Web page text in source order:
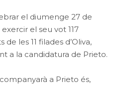
el diumenge 27 de
el seu vot 117
les 11 filades d’Oliva,
a la candidatura de Prieto.
a Prieto és,